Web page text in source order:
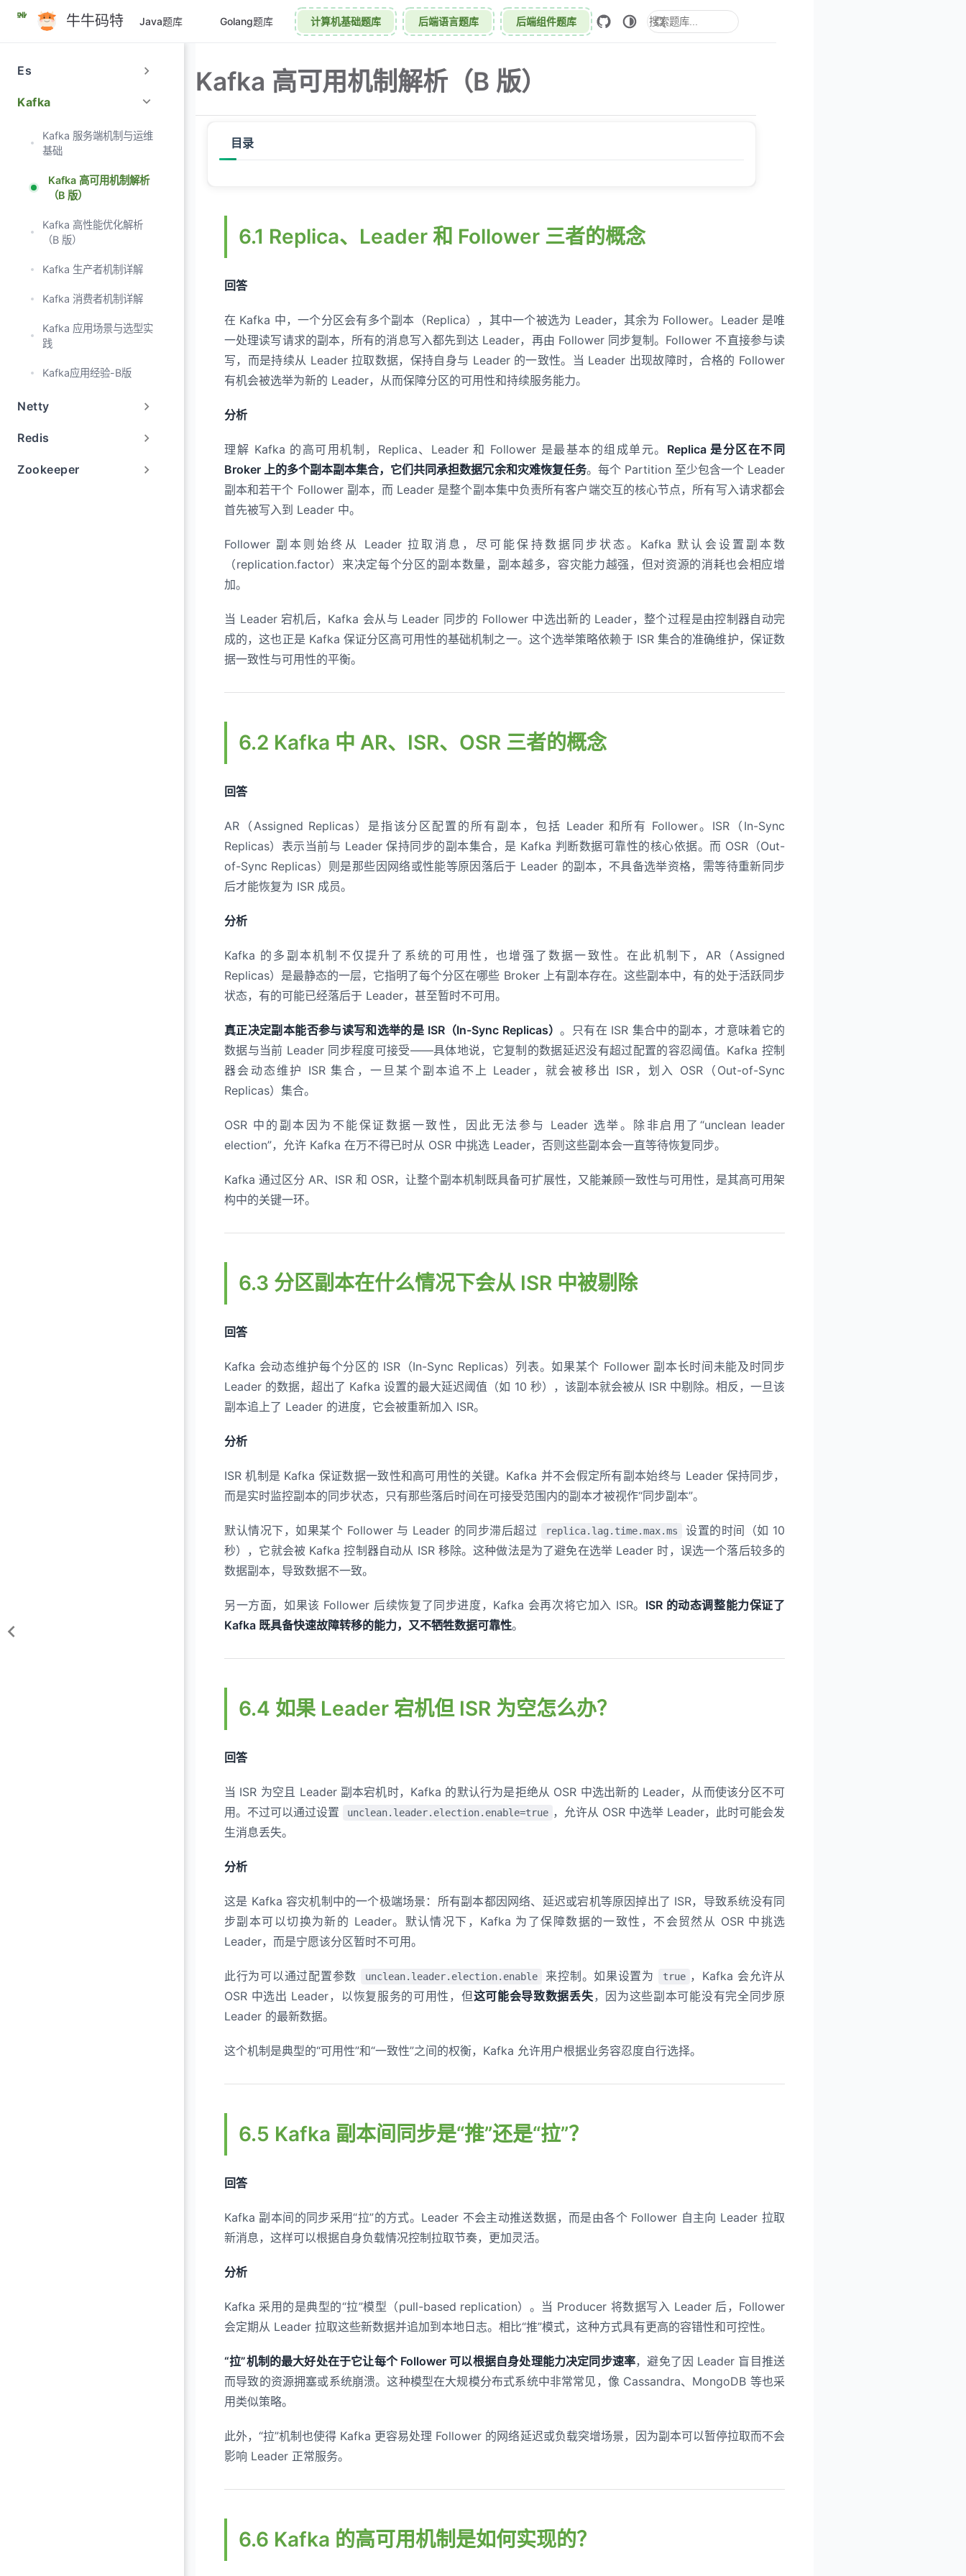
跳
內
牛牛码特 Java题库 Golang题库 计算机基础题库 后端语言题库 后端组件题库
Es
Kafka
Kafka 服务端机制与运维
基础
Kafka 高可用机制解析
（B 版）
Kafka 高性能优化解析
（B 版）
Kafka 生产者机制详解
Kafka 消费者机制详解
Kafka 应用场景与选型实
践
Kafka应用经验-B版
Netty
Redis
Zookeeper
Kafka 高可用机制解析（B 版）
目录
6.2 Kafka 中 AR、ISR、OSR 三者的概念
6.3 分区副本在什么情况下会从 ISR 中被剔除
6.6 Kafka 的高可用机制是如何实现的？
6.7 Kafka 是如何为分区选择主副本的？
6.8 Kafka 如何感知 Leader 是否宕机？
6.1 Replica、Leader 和 Follower 三者的概念
回答
在 Kafka 中，一个分区会有多个副本（Replica），其中一个被选为 Leader，其余为 Follower。Leader 是唯
一处理读写请求的副本，所有的消息写入都先到达 Leader，再由 Follower 同步复制。Follower 不直接参与读
写，而是持续从 Leader 拉取数据，保持自身与 Leader 的一致性。当 Leader 出现故障时，合格的 Follower
有机会被选举为新的 Leader，从而保障分区的可用性和持续服务能力。
分析
理解 Kafka 的高可用机制，Replica、Leader 和 Follower 是最基本的组成单元。 Replica 是分区在不同
Broker 上的多个副本副本集合，它们共同承担数据冗余和灾难恢复任务。每个 Partition 至少包含一个 Leader
副本和若干个 Follower 副本，而 Leader 是整个副本集中负责所有客户端交互的核心节点，所有写入请求都会
首先被写入到 Leader 中。
Follower 副本则始终从 Leader 拉取消息，尽可能保持数据同步状态。Kafka 默认会设置副本数
（replication.factor）来决定每个分区的副本数量，副本越多，容灾能力越强，但对资源的消耗也会相应增
加。
当 Leader 宕机后，Kafka 会从与 Leader 同步的 Follower 中选出新的 Leader，整个过程是由控制器自动完
成的，这也正是 Kafka 保证分区高可用性的基础机制之一。这个选举策略依赖于 ISR 集合的准确维护，保证数
据一致性与可用性的平衡。
6.2 Kafka 中 AR、ISR、OSR 三者的概念
回答
AR（Assigned Replicas）是指该分区配置的所有副本，包括 Leader 和所有 Follower。ISR（In-Sync
Replicas）表示当前与 Leader 保持同步的副本集合，是 Kafka 判断数据可靠性的核心依据。而 OSR（Out-
of-Sync Replicas）则是那些因网络或性能等原因落后于 Leader 的副本，不具备选举资格，需等待重新同步
后才能恢复为 ISR 成员。
分析
Kafka 的多副本机制不仅提升了系统的可用性，也增强了数据一致性。在此机制下，AR（Assigned
Replicas）是最静态的一层，它指明了每个分区在哪些 Broker 上有副本存在。这些副本中，有的处于活跃同步
状态，有的可能已经落后于 Leader，甚至暂时不可用。
真正决定副本能否参与读写和选举的是 ISR（In-Sync Replicas）。只有在 ISR 集合中的副本，才意味着它的
数据与当前 Leader 同步程度可接受——具体地说，它复制的数据延迟没有超过配置的容忍阈值。Kafka 控制
器会动态维护 ISR 集合，一旦某个副本追不上 Leader，就会被移出 ISR，划入 OSR（Out-of-Sync
Replicas）集合。
OSR 中的副本因为不能保证数据一致性，因此无法参与 Leader 选举。除非启用了“unclean leader
election”，允许 Kafka 在万不得已时从 OSR 中挑选 Leader，否则这些副本会一直等待恢复同步。
Kafka 通过区分 AR、ISR 和 OSR，让整个副本机制既具备可扩展性，又能兼顾一致性与可用性，是其高可用架
构中的关键一环。
6.3 分区副本在什么情况下会从 ISR 中被剔除
回答
Kafka 会动态维护每个分区的 ISR（In-Sync Replicas）列表。如果某个 Follower 副本长时间未能及时同步
Leader 的数据，超出了 Kafka 设置的最大延迟阈值（如 10 秒），该副本就会被从 ISR 中剔除。相反，一旦该
副本追上了 Leader 的进度，它会被重新加入 ISR。
分析
ISR 机制是 Kafka 保证数据一致性和高可用性的关键。Kafka 并不会假定所有副本始终与 Leader 保持同步，
而是实时监控副本的同步状态，只有那些落后时间在可接受范围内的副本才被视作“同步副本”。
默认情况下，如果某个 Follower 与 Leader 的同步滞后超过 replica.lag.time.max.ms
设置的时间（如 10
秒），它就会被 Kafka 控制器自动从 ISR 移除。这种做法是为了避免在选举 Leader 时，误选一个落后较多的
数据副本，导致数据不一致。
另一方面，如果该 Follower 后续恢复了同步进度，Kafka 会再次将它加入 ISR。 ISR 的动态调整能力保证了
Kafka 既具备快速故障转移的能力，又不牺牲数据可靠性。
6.4 如果 Leader 宕机但 ISR 为空怎么办？
回答
当 ISR 为空且 Leader 副本宕机时，Kafka 的默认行为是拒绝从 OSR 中选出新的 Leader，从而使该分区不可
用。不过可以通过设置
unclean.leader.election.enable=true ，允许从 OSR 中选举 Leader，此时可能会发
生消息丢失。
分析
这是 Kafka 容灾机制中的一个极端场景：所有副本都因网络、延迟或宕机等原因掉出了 ISR，导致系统没有同
步副本可以切换为新的 Leader。默认情况下，Kafka 为了保障数据的一致性，不会贸然从 OSR 中挑选
Leader，而是宁愿该分区暂时不可用。
此行为可以通过配置参数 unclean.leader.election.enable 来控制。如果设置为 true ，Kafka 会允许从
OSR 中选出 Leader，以恢复服务的可用性，但这可能会导致数据丢失，因为这些副本可能没有完全同步原
Leader 的最新数据。
这个机制是典型的“可用性”和“一致性”之间的权衡，Kafka 允许用户根据业务容忍度自行选择。
6.5 Kafka 副本间同步是“推”还是“拉”？
回答
Kafka 副本间的同步采用“拉”的方式。Leader 不会主动推送数据，而是由各个 Follower 自主向 Leader 拉取
新消息，这样可以根据自身负载情况控制拉取节奏，更加灵活。
分析
Kafka 采用的是典型的“拉”模型（pull-based replication）。当 Producer 将数据写入 Leader 后，Follower
会定期从 Leader 拉取这些新数据并追加到本地日志。相比“推”模式，这种方式具有更高的容错性和可控性。
“拉”机制的最大好处在于它让每个 Follower 可以根据自身处理能力决定同步速率，避免了因 Leader 盲目推送
而导致的资源拥塞或系统崩溃。这种模型在大规模分布式系统中非常常见，像 Cassandra、MongoDB 等也采
用类似策略。
此外，“拉”机制也使得 Kafka 更容易处理 Follower 的网络延迟或负载突增场景，因为副本可以暂停拉取而不会
影响 Leader 正常服务。
6.6 Kafka 的高可用机制是如何实现的？